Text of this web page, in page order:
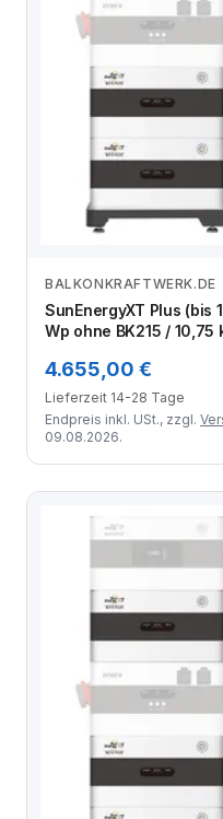
Zum
BALKONKRAFTWERK.DE
SunEnergyXT Plus (bis
Wp ohne BK215 /
4.655,00 €
Lieferzeit 14-28 Tage
Endpreis inkl. USt., zzgl.
09.08.2026.